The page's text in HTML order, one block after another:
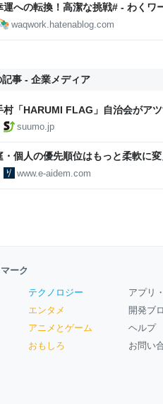
運への転換！高潔な挑戦# - わくワ
waqwork.hatenablog.com
事 - 企業メディア
村「HARUMI FLAG」自治会がア
盆踊り2万人集客や交通改善など“
suumo.jp
・個人の優先順位はもっと柔軟に
伝えたいこと - りっすん by イーア
www.e-aidem.com
ーク
テクノロジー
エンタメ
アニメとゲーム
おもしろ
アプリ
開発ブ
ヘルプ
お問い